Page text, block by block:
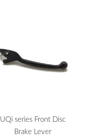
UQi series Front Disc
Brake Lever